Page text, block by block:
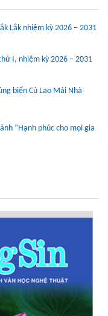
Lắk nhiệm kỳ 2026 – 2031
I, nhiệm kỳ 2026 – 2031
biển Cù Lao Mái Nhà
“Hạnh phúc cho mọi gia